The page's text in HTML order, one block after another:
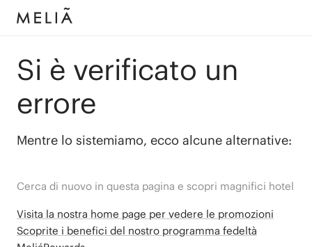
Si è verificato un
errore
Mentre lo sistemiamo, ecco alcune alternative:
Cerca di nuovo in questa pagina e scopri magnifici hotel
Visita la nostra home page per vedere le promozioni
Scoprite i benefici del nostro programma fedeltà